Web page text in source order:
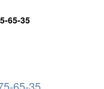
65-35